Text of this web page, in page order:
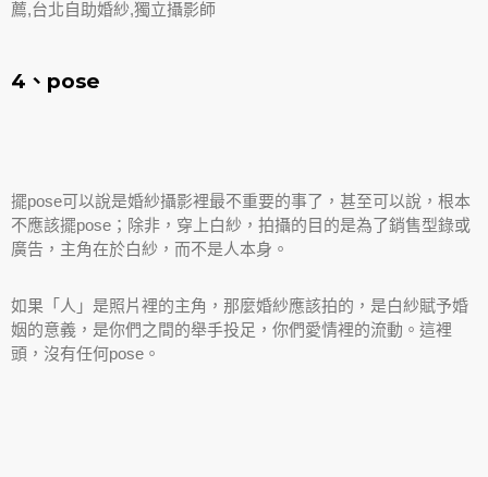
4、pose
擺pose可以說是婚紗攝影裡最不重要的事了，甚至可以說，根本
不應該擺pose；除非，穿上白紗，拍攝的目的是為了銷售型錄或
廣告，主角在於白紗，而不是人本身。
如果「人」是照片裡的主角，那麼婚紗應該拍的，是白紗賦予婚
姻的意義，是你們之間的舉手投足，你們愛情裡的流動。這裡
頭，沒有任何pose。